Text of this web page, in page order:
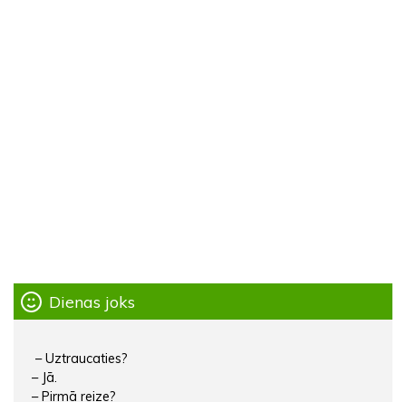
Dienas joks
– Uztraucaties?
– Jā.
– Pirmā reize?